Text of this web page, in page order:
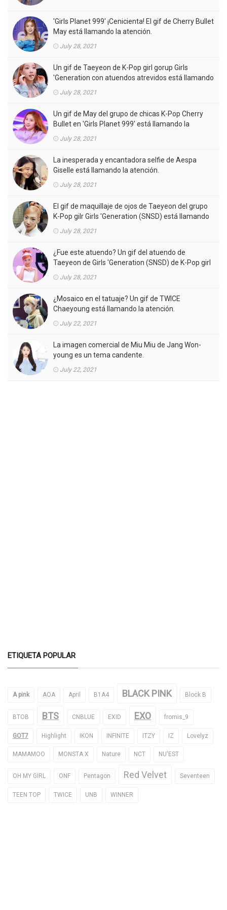
'Girls Planet 999' ¡Cenicienta! El gif de Cherry Bullet
May está llamando la atención.
July 28, 2021
Un gif de Taeyeon de K-Pop girl gorup Girls
'Generation con atuendos atrevidos está llamando
July 28, 2021
Un gif de May del grupo de chicas K-Pop Cherry
Bullet en 'Girls Planet 999' está llamando la
July 28, 2021
La inesperada y encantadora selfie de Aespa
Giselle está llamando la atención.
July 28, 2021
El gif de maquillaje de ojos de Taeyeon del grupo
K-Pop gilr Girls 'Generation (SNSD) está llamando
July 28, 2021
¿Fue este atuendo? Un gif del atuendo de
Taeyeon de Girls 'Generation (SNSD) de K-Pop girl
July 28, 2021
¿Mosaico en el tatuaje? Un gif de TWICE
Chaeyoung está llamando la atención.
July 22, 2021
La imagen comercial de Miu Miu de Jang Won-
young es un tema candente.
July 22, 2021
ETIQUETA POPULAR
A pink AOA April B1A4 BLACK PINK Block B
BTOB BTS CNBLUE EXID EXO fromis_9
GOT7 Highlight IKON INFINITE ITZY IZ Lovelyz
MAMAMOO MONSTA X Nature NCT NU'EST
OH MY GIRL ONF Pentagon Red Velvet Seventeen
TEEN TOP TWICE UNB WINNER